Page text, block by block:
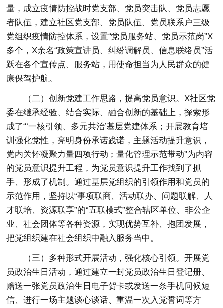
量，成立疫情防控战时党支部、党员突击队、党员志愿
者队伍，建立社区党支部、党员队伍、党员联系户三级
党组织疫情防控体系，设置“党员服务站、党员示范岗”X
多个，X余名“政策宣讲员、纠纷调解员、信息联络员”活
跃在各个宣传点、服务站，用使命担当为人民群众的健
康保驾护航。
（二）创新党建工作思路，提高党员意识。 X社区党
委在继承经验、结合实际、融合创新的基础上，探索形
成了“‘一核引领、多元共治’基层党建体系；开展教育培
训强化党性，亮明身份承诺践诺，主题活动提升意识，
党内关怀凝聚力量四项行动；量化管理示范带动”为内容
的党员意识提升工程，为党员意识提升工作找到了抓
手、形成了机制。通过基层党组织的引领作用和党员的
示范作用，坚持以“事项联商、活动联办、问题联解、人
才联培、资源联享”的“五联模式”整合辖区单位、非公企
业、社会团体等各种资源，实现优势互补、抱团发展，
把党组织建在社会组织中融入服务当中。
（三）多种形式开展活动，强化核心引领。开展党
员政治生日活动，通过建立一封党员政治生日登记册、
赠送一张党员政治生日电子贺卡或发送一条手机问候短
信、进行一场主题谈心谈话、重温一次入党誓词等方